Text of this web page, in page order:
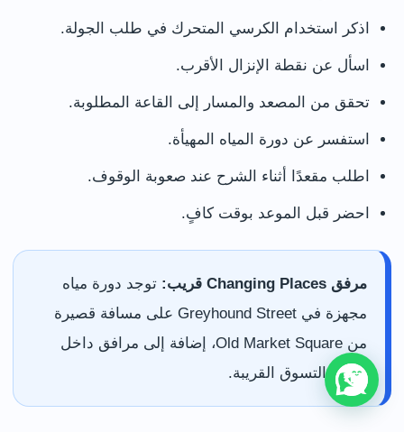
اذكر استخدام الكرسي المتحرك في طلب الجولة.
اسأل عن نقطة الإنزال الأقرب.
تحقق من المصعد والمسار إلى القاعة المطلوبة.
استفسر عن دورة المياه المهيأة.
اطلب مقعدًا أثناء الشرح عند صعوبة الوقوف.
احضر قبل الموعد بوقت كافٍ.
مرفق Changing Places قريب:
توجد دورة مياه
مجهزة في Greyhound Street على مسافة قصيرة
من Old Market Square، إضافة إلى مرافق داخل
مراكز التسوق القريبة.